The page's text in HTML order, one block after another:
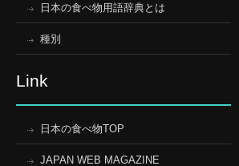
日本の食べ物用語辞典とは
種別
Link
日本の食べ物TOP
JAPAN WEB MAGAZINE